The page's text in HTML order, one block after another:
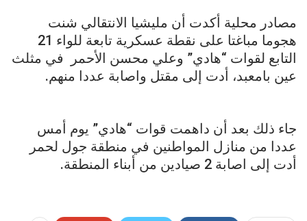
مصادر محلية أكدت أن مليشيا الانتقالي شنت
هجوما مباغتا على نقطة عسكرية تابعة للواء 21
التابع لقوات “هادي” وعلي محسن الأحمر في مثلث
عين بامعبد، أدت إلى مقتل واصابة عددا منهم.
جاء ذلك بعد أن داهمت قوات “هادي” يوم أمس
عددا من منازل المواطنين في منطقة جول لحمر
أدت إلى اصابة 2 صيادين من أبناء المنطقة.